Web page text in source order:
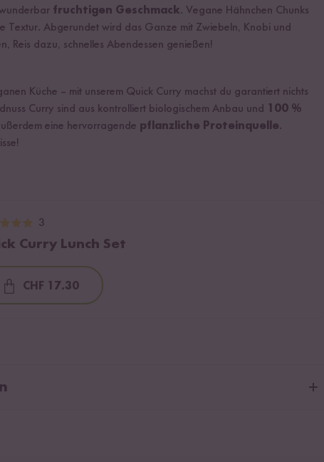
fruchtigen Geschmack. Vegane Hähnchen Chunks
Textur. Abgerundet wird das Ganze mit Zwiebeln, Knobi und
Reis dazu, schnelles Abendessen genießen!
Küche – mit unserem Quick Curry machst du garantiert nichts
Curry sind aus kontrolliert biologischem Anbau und
100 %
eine hervorragende pflanzliche Proteinquelle.
3
Curry Lunch Set
Loading...
CHF 17.30